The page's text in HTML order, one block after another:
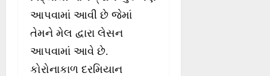
આપવામાં આવી છે જેમાં
તેમને મેલ દ્વારા લેસન
આપવામાં આવે છે.
કોરોનાકાળ દરમિયાન